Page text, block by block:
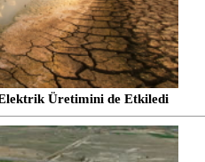
Üretimini de Etkiledi